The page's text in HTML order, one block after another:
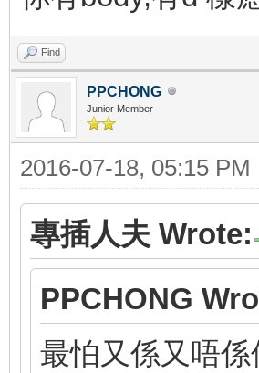
Find
PPCHONG
Junior Member
2016-07-18, 05:15 PM
專插人夫 Wrote:
PPCHONG
最怕又係又唔